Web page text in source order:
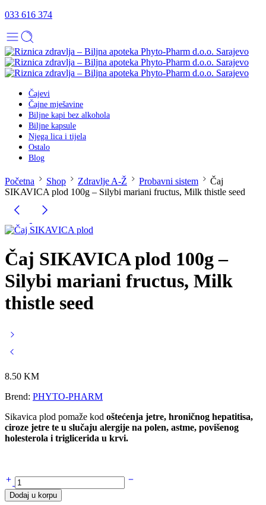
033 616 374
Čajevi
Čajne mješavine
Biljne kapi bez alkohola
Biljne kapsule
Njega lica i tijela
Ostalo
Blog
Početna Shop Zdravlje A-Ž Probavni sistem
Čaj
SIKAVICA plod 100g – Silybi mariani fructus, Milk thistle seed
Čaj SIKAVICA plod 100g –
Silybi mariani fructus, Milk
thistle seed
8.50 KM
Brend: PHYTO-PHARM
Sikavica plod pomaže kod oštećenja jetre, hroničnog hepatitisa,
ciroze jetre te u slučaju alergije na polen, astme, povišenog
holesterola i triglicerida u krvi.
Čaj
SIKAVICA
plod
Dodaj u korpu